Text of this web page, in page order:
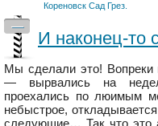
Кореновск Сад Грез.
—
И наконец-то
Мы сделали это!
— вырвались на
проехались по люимым
небыстрое,
следующие… Так что это